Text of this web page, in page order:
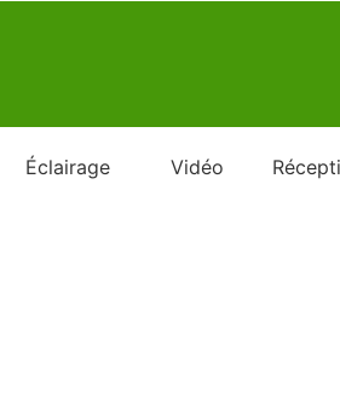
Éclairage Vidéo